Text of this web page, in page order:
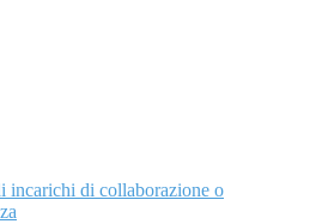
incarichi di collaborazione o